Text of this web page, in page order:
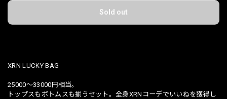
Sold out
XRN LUCKY BAG
25000〜33000円相当。
トップスもボトムスも揃うセット。全身XRNコーデでいいねを獲得し